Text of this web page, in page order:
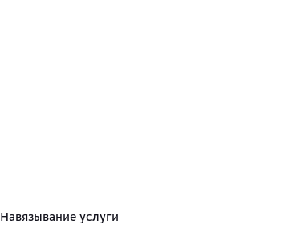
Навязывание услуги